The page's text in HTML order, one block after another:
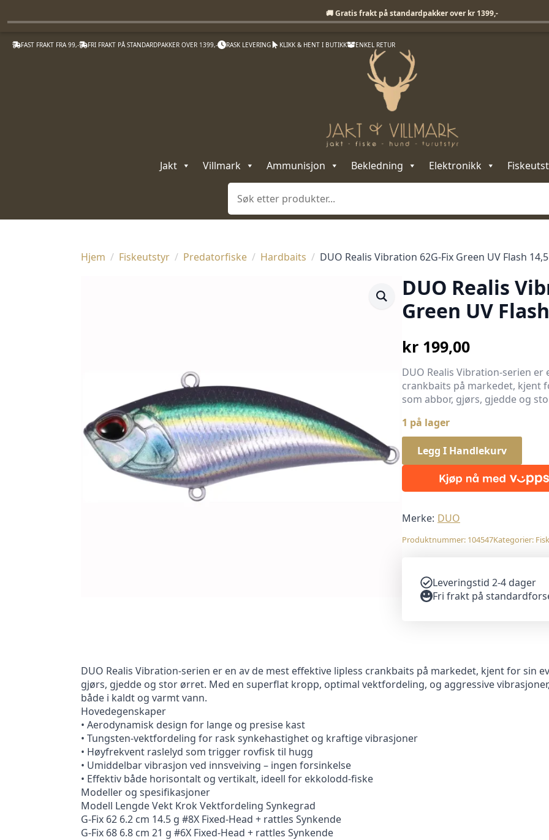
FAST FRAKT FRA 99,- FRI FRAKT PÅ STANDARDPAKKER OVER 1399,- RASK LEVERING KLIKK & HENT I BUTIKK ENKEL RETUR
Jakt Villmark Ammunisjon Bekledning Elektronikk
Søk
Hjem Fiskeutstyr Predatorfiske Hardbaits DUO Realis Vibration 62G-Fix Green UV Flash
DUO Realis
Green UV
kr 199,00
DUO Realis Vibration-serien
crankbaits på markedet, kjent
som abbor, gjørs, gjedde og
1 på lager
Legg I Handlekurv
Merke: DUO
Produktnummer: 104547Kategorier:
Leveringstid 2-4 dager
Fri frakt på
DUO Realis Vibration-serien er en av de mest effektive lipless crankbaits på markedet, kjent for sin
gjørs, gjedde og stor ørret. Med en superflat kropp, optimal vektfordeling, og aggressive
både i kaldt og varmt vann.
Hovedegenskaper
• Aerodynamisk design for lange og presise kast
• Tungsten-vektfordeling for rask synkehastighet og kraftige vibrasjoner
• Høyfrekvent raslelyd som trigger rovfisk til hugg
• Umiddelbar vibrasjon ved innsveiving – ingen forsinkelse
• Effektiv både horisontalt og vertikalt, ideell for ekkolodd-fiske
Modeller og spesifikasjoner
Modell Lengde Vekt Krok Vektfordeling Synkegrad
G-Fix 62 6.2 cm 14.5 g #8X Fixed-Head + rattles Synkende
G-Fix 68 6.8 cm 21 g #6X Fixed-Head + rattles Synkende
🚚 Gratis frakt på standardpakker over kr 1399,-